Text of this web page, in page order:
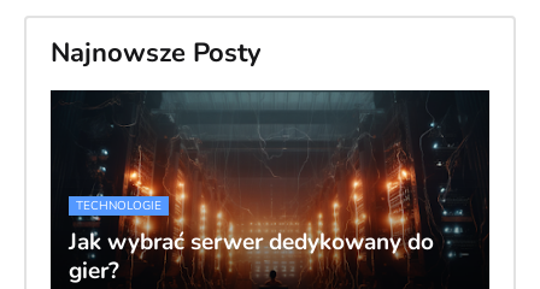
Najnowsze Posty
TECHNOLOGIE
Jak wybrać serwer dedykowany do
gier?